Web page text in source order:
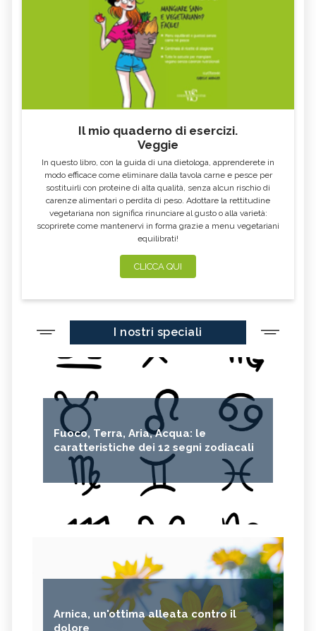
Il mio quaderno di esercizi.
Veggie
In questo libro, con la guida di una dietologa, apprenderete in
modo efficace come eliminare dalla tavola carne e pesce per
sostituirli con proteine di alta qualità, senza alcun rischio di
carenze alimentari o perdita di peso. Adottare la rettitudine
vegetariana non significa rinunciare al gusto o alla varietà:
scoprirete come mantenervi in forma grazie a menu vegetariani
equilibrati!
CLICCA QUI
I nostri speciali
Fuoco, Terra, Aria, Acqua: le
caratteristiche dei 12 segni zodiacali
Arnica, un'ottima alleata contro il
dolore